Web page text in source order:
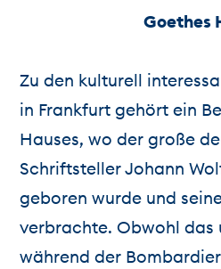
Goethes
Zu den kulturell
in Frankfurt gehört ein
Hauses, wo der große
Schriftsteller Johann
geboren wurde und
verbrachte. Obwohl das
während der